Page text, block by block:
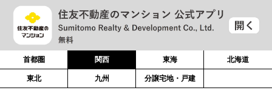
首都圏 関西 東海 北海道
東北 九州 分譲宅地・戸建